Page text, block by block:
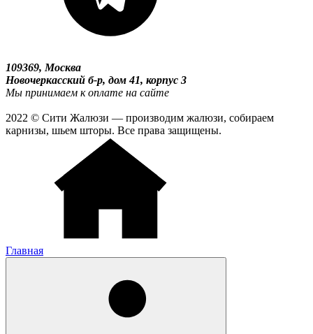
109369, Москва
Новочеркасский б-р, дом 41, корпус 3
Мы принимаем к оплате на сайте
2022 © Сити Жалюзи — производим жалюзи, собираем
карнизы, шьем шторы. Все права защищены.
Главная